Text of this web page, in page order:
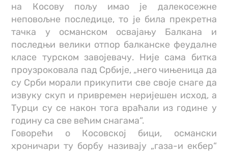
на Косову пољу имао је далекосежне
неповољне последице, то је била прекретна
тачка у османском освајању Балкана и
последњи велики отпор балканске феудалне
класе турском завојевачу. Није сама битка
проузроковала пад Србије, „него чињеница да
су Срби морали прикупити све своје снаге да
извуку скуп и привремен неријешен исход, а
Турци су се након тога враћали из године у
годину са све већим снагама“.
Говорећи о Косовској бици, османски
хроничари ту борбу називају „газа-и екбер“